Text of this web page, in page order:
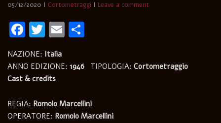
05/12/2020 Cortometraggi Leave a comment
Facebook
Twitter
Email
NAZIONE: Italia
ANNO EDIZIONE: 1946 TIPOLOGIA: Cortometraggio
Cast & credits
REGIA: Romolo Marcellini
OPERATORE: Romolo Marcellini